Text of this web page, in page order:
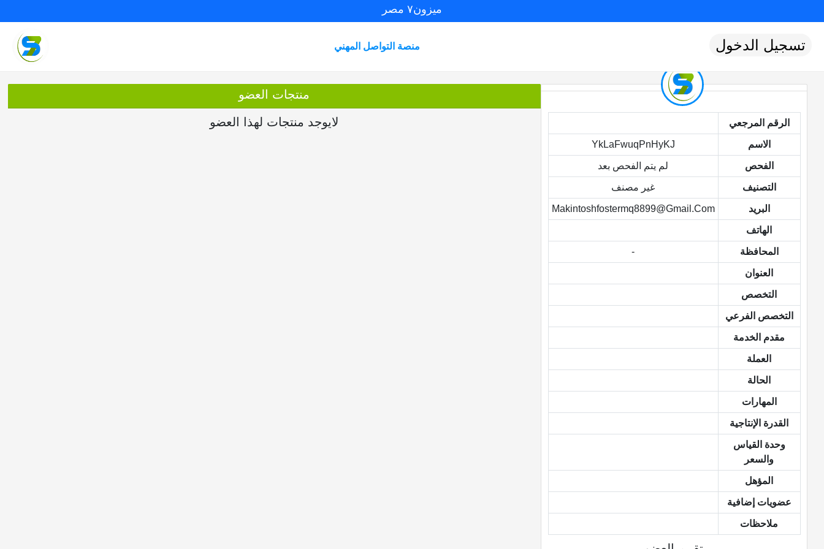
ميزون٧ مصر
منصة التواصل المهني تسجيل الدخول
الرقم المرجعي
الاسم YkLaFwuqPnHyKJ
الفحص لم يتم الفحص بعد
التصنيف غير مصنف
البريد Makintoshfostermq8899@gmail.com
الهاتف
المحافظة -
العنوان
التخصص
التخصص الفرعي
مقدم الخدمة
العملة
الحالة
المهارات
القدرة الإنتاجية
وحدة القياس
والسعر
المؤهل
عضويات إضافية
ملاحظات
منتجات العضو
لايوجد منتجات لهذا العضو